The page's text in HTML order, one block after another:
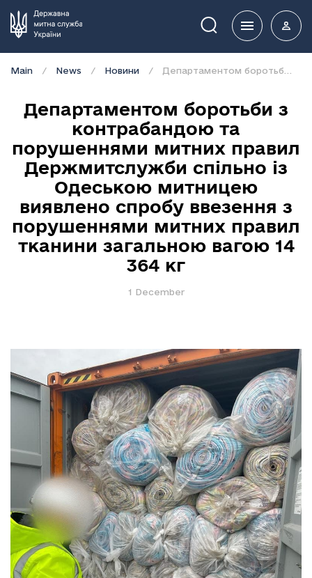
Пошук
Main News Новини
Департаментом боротьби з
контрабандою та
порушеннями митних правил
Держмитслужби спільно із
Одеською митницею
виявлено спробу ввезення з
порушеннями митних правил
тканини загальною вагою 14
364 кг
1 December